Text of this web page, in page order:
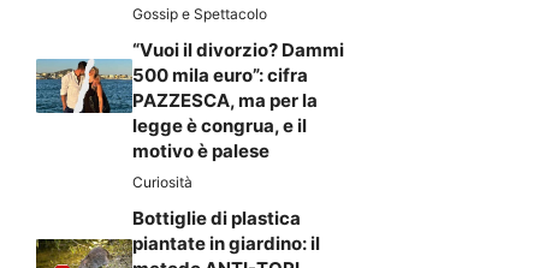
Gossip e Spettacolo
“Vuoi il divorzio? Dammi
500 mila euro”: cifra
PAZZESCA, ma per la
legge è congrua, e il
motivo è palese
Curiosità
Bottiglie di plastica
piantate in giardino: il